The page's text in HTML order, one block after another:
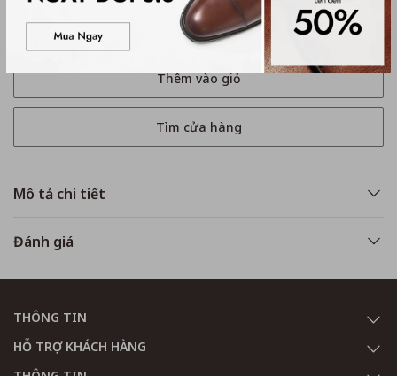
Mô tả chi tiết
Đánh giá
Mua ngay
Thêm vào giỏ
Tìm cửa hàng
THÔNG TIN
HỖ TRỢ KHÁCH HÀNG